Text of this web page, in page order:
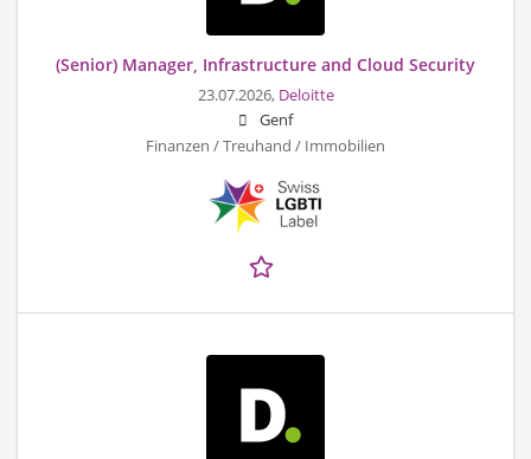
(Senior) Manager, Infrastructure and Cloud Security
23.07.2026, Deloitte
Genf
Finanzen / Treuhand / Immobilien